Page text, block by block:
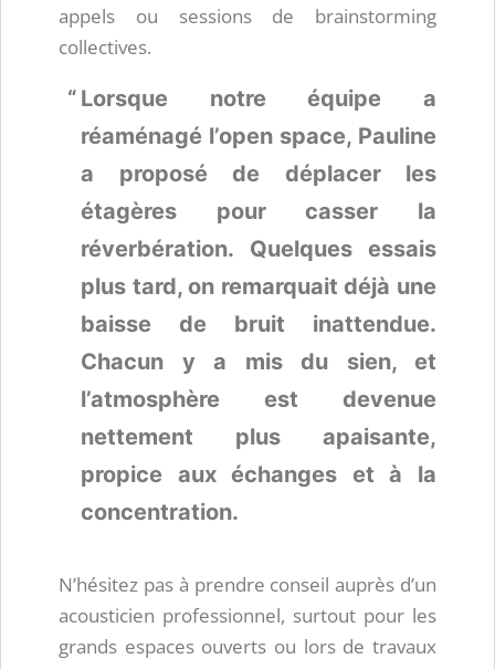
appels ou sessions de brainstorming
collectives.
Lorsque notre équipe a
réaménagé l’open space, Pauline
a proposé de déplacer les
étagères pour casser la
réverbération. Quelques essais
plus tard, on remarquait déjà une
baisse de bruit inattendue.
Chacun y a mis du sien, et
l’atmosphère est devenue
nettement plus apaisante,
propice aux échanges et à la
concentration.
N’hésitez pas à prendre conseil auprès d’un
acousticien professionnel, surtout pour les
grands espaces ouverts ou lors de travaux